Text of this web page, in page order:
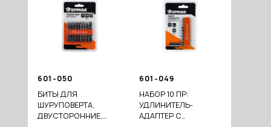
601-050
БИТЫ ДЛЯ
ШУРУПОВЕРТА,
ДВУСТОРОННИЕ,
601-049
НАБОР 10 ПР:
УДЛИНИТЕЛЬ-
АДАПТЕР С